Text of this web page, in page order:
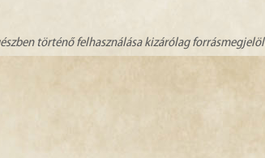
történő felhasználása kizárólag